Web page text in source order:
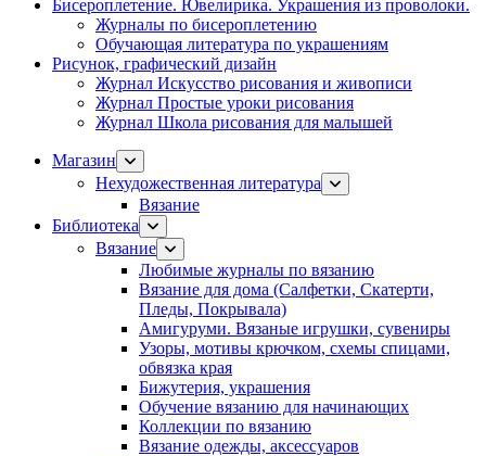
Бисероплетение. Ювелирика. Украшения из проволоки.
Журналы по бисероплетению
Обучающая литература по украшениям
Рисунок, графический дизайн
Журнал Искусство рисования и живописи
Журнал Простые уроки рисования
Журнал Школа рисования для малышей
Магазин
Нехудожественная литература
Вязание
Библиотека
Вязание
Любимые журналы по вязанию
Вязание для дома (Салфетки, Скатерти,
Пледы, Покрывала)
Амигуруми. Вязаные игрушки, сувениры
Узоры, мотивы крючком, схемы спицами,
обвязка края
Бижутерия, украшения
Обучение вязанию для начинающих
Коллекции по вязанию
Вязание одежды, аксессуаров